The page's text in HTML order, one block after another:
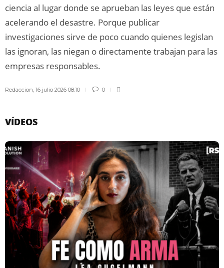
ciencia al lugar donde se aprueban las leyes que están
acelerando el desastre. Porque publicar
investigaciones sirve de poco cuando quienes legislan
las ignoran, las niegan o directamente trabajan para las
empresas responsables.
Redaccion, 16 julio 2026 08:10 0
VÍDEOS